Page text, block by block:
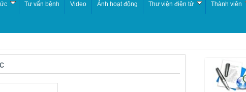
Tư vấn bệnh Video Ảnh hoạt động Thư viện điện tử Thành viên